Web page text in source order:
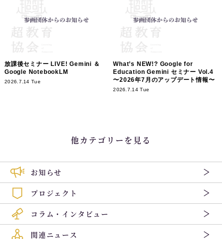
放課後セミナー LIVE! Gemini ＆
Google NotebookLM
2026.7.14 Tue
What’s NEW!? Google for
Education Gemini セミナー Vol.4
〜2026年7月のアップデート情報〜
2026.7.14 Tue
他カテゴリーを見る
お知らせ
プロジェクト
コラム・インタビュー
関連ニュース